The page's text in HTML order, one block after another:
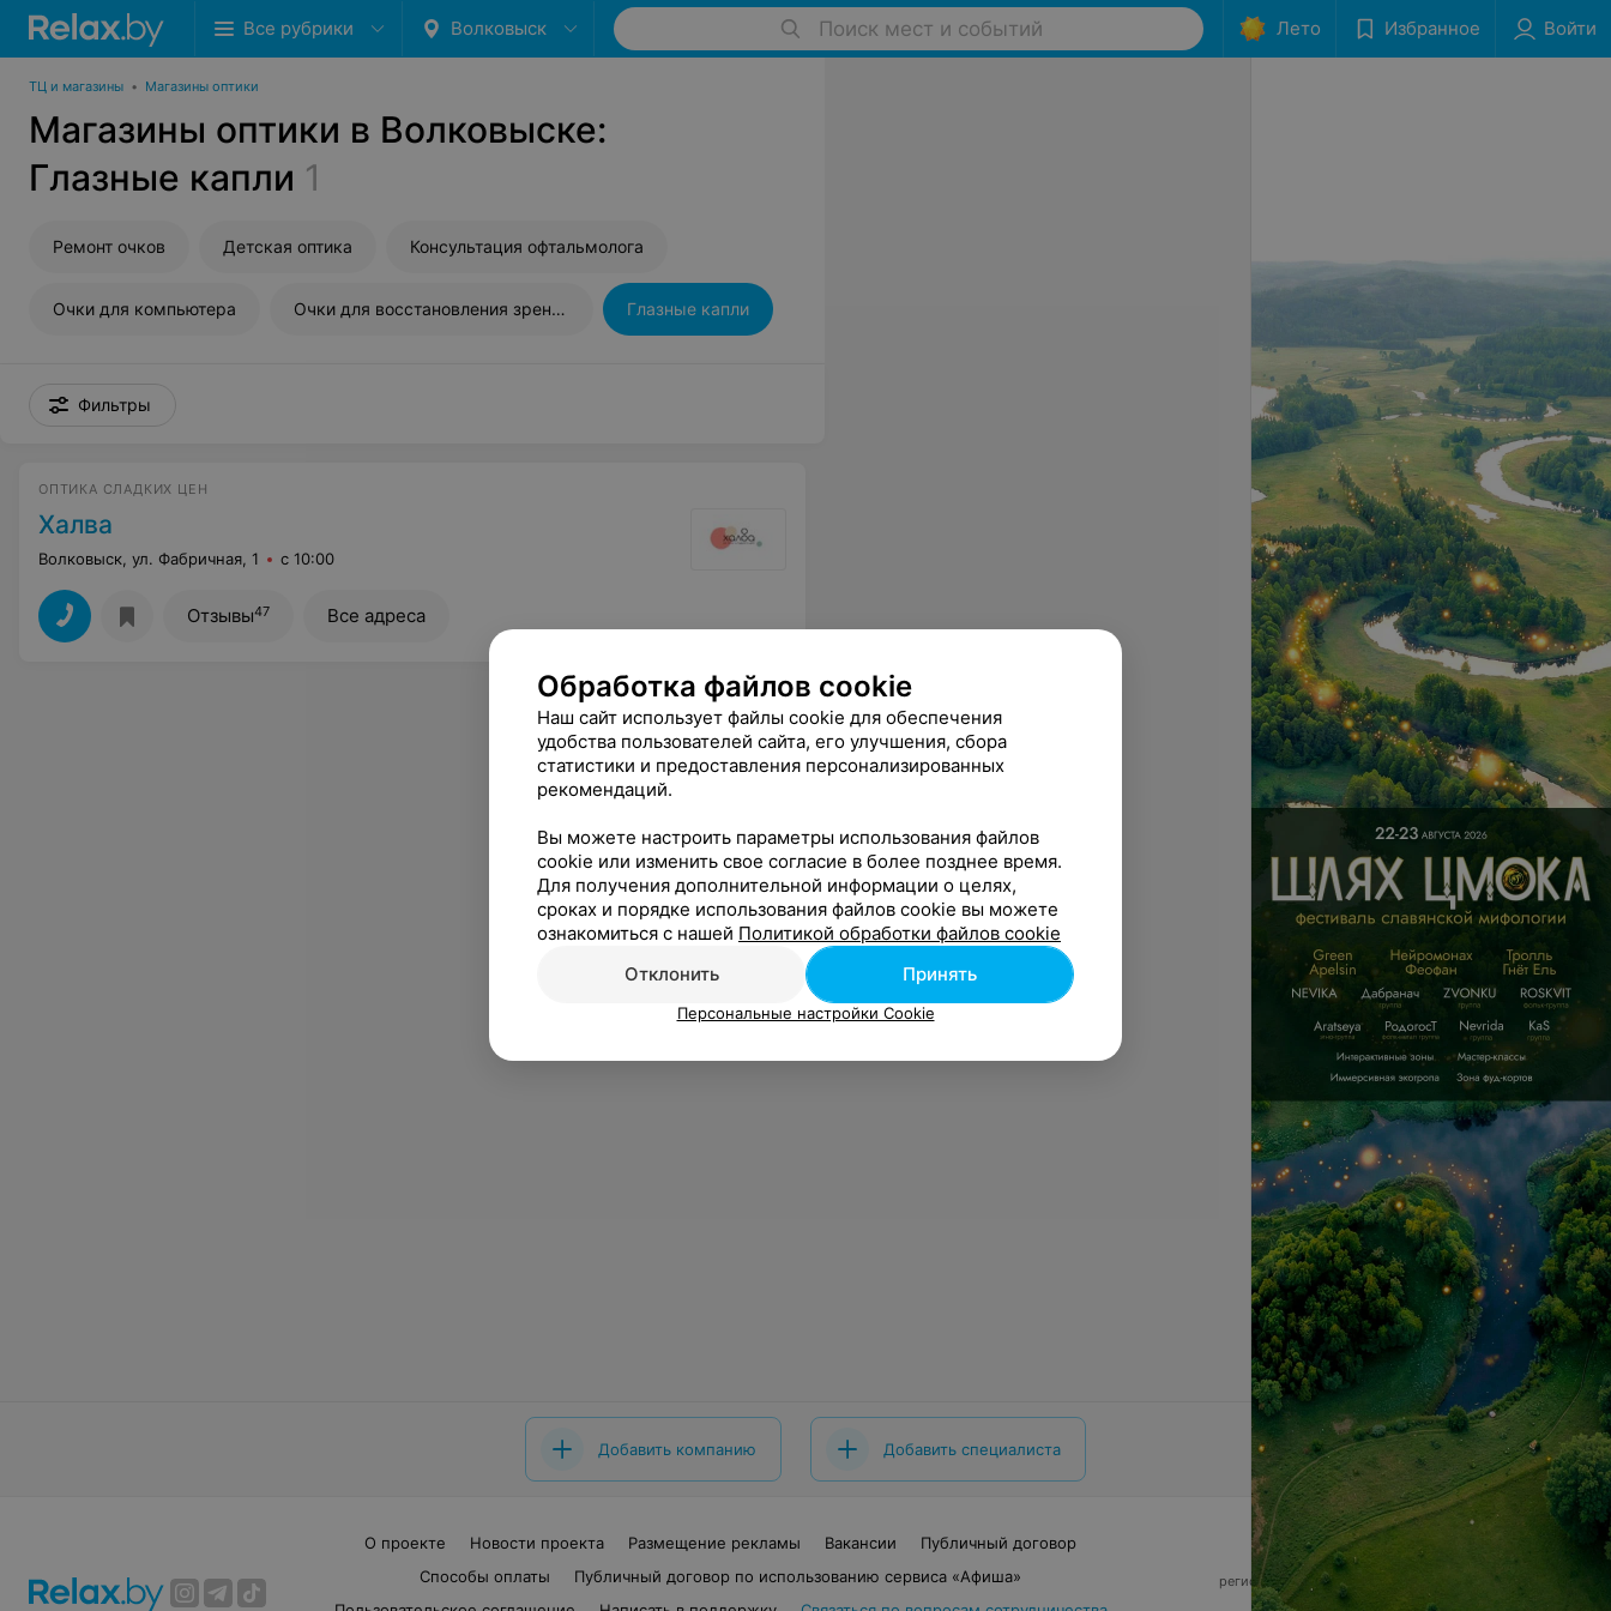
Все рубрики Волковыск Поиск мест и событий Лето Избранное Войти
ТЦ и магазины • Магазины оптики
Магазины оптики в Волковыске:
Глазные капли 1
Ремонт очков Детская оптика Консультация офтальмолога
Очки для компьютера Очки для восстановления зрения Глазные капли
Фильтры
ОПТИКА СЛАДКИХ ЦЕН
Халва
Волковыск, ул. Фабричная, 1 с 10:00
Отзывы47 Все адреса
Добавить компанию Добавить специалиста
О проекте Новости проекта Размещение рекламы Вакансии
Публичный договор
Способы оплаты
Публичный договор по использованию сервиса «Афиша»
© 2026 ООО «Артокс Лаб», УНП 191700409,
регистрирующий орган - Минский горисполком
220012, Республика Беларусь, г. Минск,
Обработка файлов cookie
Наш сайт использует файлы cookie для обеспечения
удобства пользователей сайта, его улучшения, сбора
статистики и предоставления персонализированных
рекомендаций.
Вы можете настроить параметры использования файлов
cookie или изменить свое согласие в более позднее время.
Для получения дополнительной информации о целях,
сроках и порядке использования файлов cookie вы можете
ознакомиться с нашей Политикой обработки файлов cookie
Отклонить
Принять
Персональные настройки Cookie